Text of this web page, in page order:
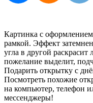
Картинка с
рамкой. Эффект
угла в другой
пожелание выделит,
Подарить открытку с
Посмотреть похожие
на компьютер, телефон
мессенджеры!